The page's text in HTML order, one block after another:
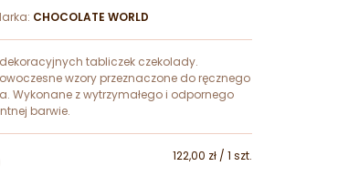
CHOCOLATE WORLD
tabliczek czekolady.
wzory przeznaczone do ręcznego
Wykonane z wytrzymałego i odpornego
barwie.
122,00 zł / 1 szt.